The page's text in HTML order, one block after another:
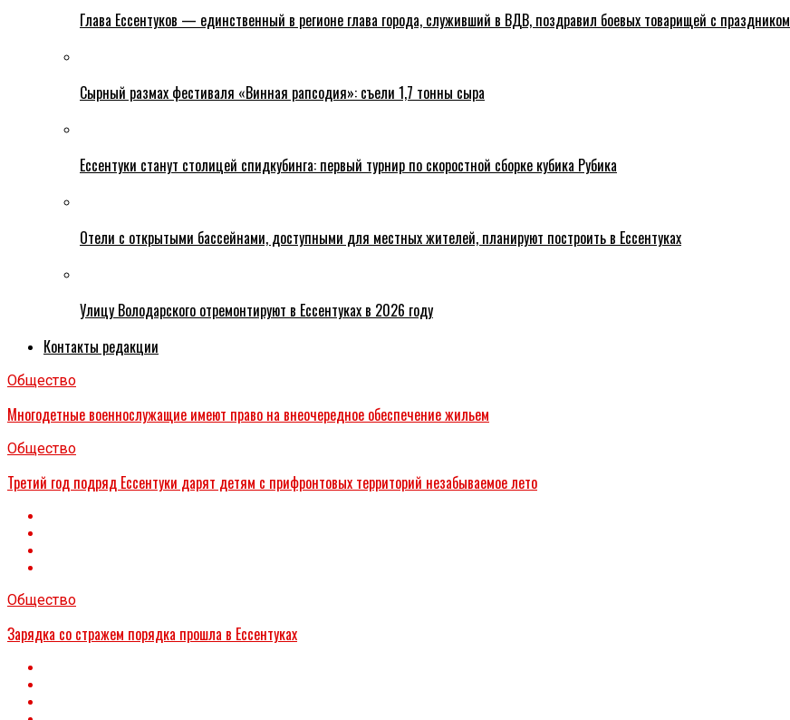
Глава Ессентуков — единственный в регионе глава города, служивший в ВДВ, поздравил боевых товарищей с праздником
Сырный размах фестиваля «Винная рапсодия»: съели 1,7 тонны сыра
Ессентуки станут столицей спидкубинга: первый турнир по скоростной сборке кубика Рубика
Отели с открытыми бассейнами, доступными для местных жителей, планируют построить в Ессентуках
Улицу Володарского отремонтируют в Ессентуках в 2026 году
Контакты редакции
Общество
Многодетные военнослужащие имеют право на внеочередное обеспечение жильем
Общество
Третий год подряд Ессентуки дарят детям с прифронтовых территорий незабываемое лето
Общество
Зарядка со стражем порядка прошла в Ессентуках